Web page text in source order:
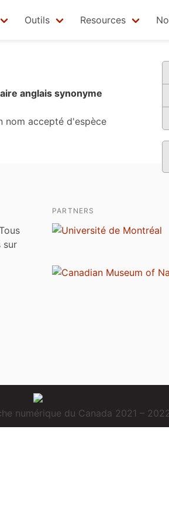
Outils Resources
anglais synonyme
nom accepté d'espèce
sur
PARTNERS
numérique du Canada 2021 –